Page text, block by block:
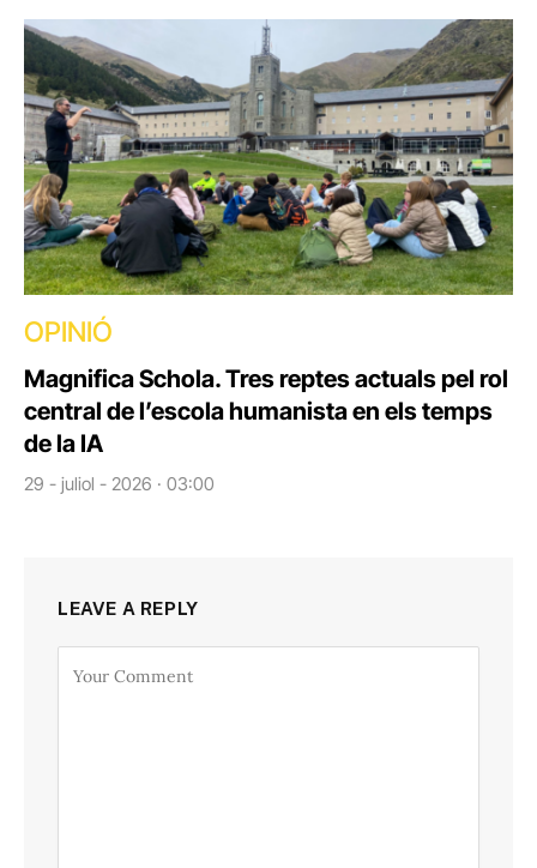
OPINIÓ
Magnifica Schola. Tres reptes actuals pel rol
central de l’escola humanista en els temps
de la IA
29 - juliol - 2026 · 03:00
LEAVE A REPLY